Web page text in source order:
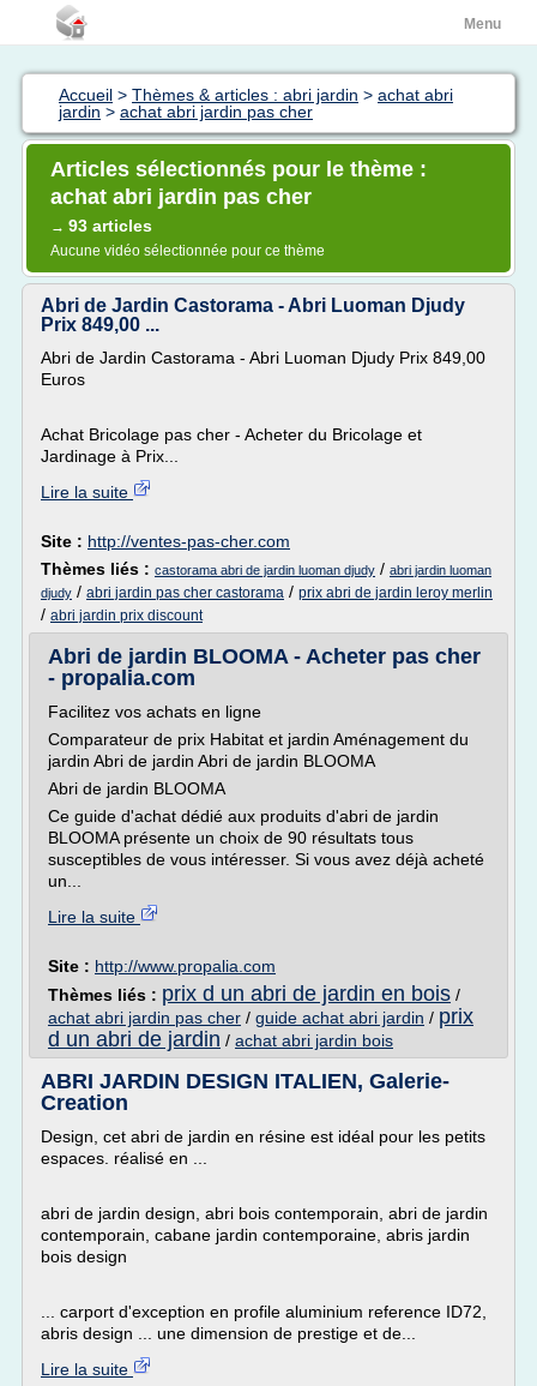
Menu
Accueil > Thèmes & articles : abri jardin > achat abri
jardin > achat abri jardin pas cher
Articles sélectionnés pour le thème :
achat abri jardin pas cher
→ 93 articles
Aucune vidéo sélectionnée pour ce thème
Abri de Jardin Castorama - Abri Luoman Djudy
Prix 849,00 ...
Abri de Jardin Castorama - Abri Luoman Djudy Prix 849,00
Euros
Achat Bricolage pas cher - Acheter du Bricolage et
Jardinage à Prix...
Lire la suite
Site : http://ventes-pas-cher.com
Thèmes liés : castorama abri de jardin luoman djudy / abri jardin luoman
djudy / abri jardin pas cher castorama / prix abri de jardin leroy merlin
/ abri jardin prix discount
Abri de jardin BLOOMA - Acheter pas cher
- propalia.com
Facilitez vos achats en ligne
Comparateur de prix Habitat et jardin Aménagement du
jardin Abri de jardin Abri de jardin BLOOMA
Abri de jardin BLOOMA
Ce guide d'achat dédié aux produits d'abri de jardin
BLOOMA présente un choix de 90 résultats tous
susceptibles de vous intéresser. Si vous avez déjà acheté
un...
Lire la suite
Site : http://www.propalia.com
Thèmes liés : prix d un abri de jardin en bois /
achat abri jardin pas cher / guide achat abri jardin / prix
d un abri de jardin / achat abri jardin bois
ABRI JARDIN DESIGN ITALIEN, Galerie-
Creation
Design, cet abri de jardin en résine est idéal pour les petits
espaces. réalisé en ...
abri de jardin design, abri bois contemporain, abri de jardin
contemporain, cabane jardin contemporaine, abris jardin
bois design
... carport d'exception en profile aluminium reference ID72,
abris design ... une dimension de prestige et de...
Lire la suite